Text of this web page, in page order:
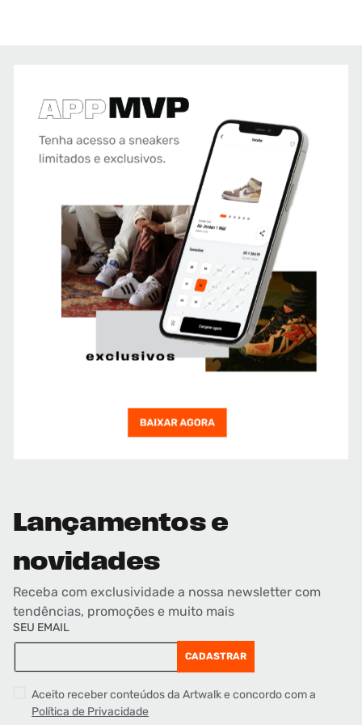
Lançamentos e
novidades
Receba com exclusividade a nossa newsletter com
tendências, promoções e muito mais
SEU EMAIL
CADASTRAR
Aceito receber conteúdos da Artwalk e concordo com a
Política de Privacidade